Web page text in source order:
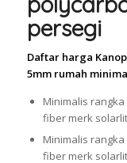
persegi
Daftar harga
5mm rumah
Minimalis rangka
fiber merk
Minimalis rangka
fiber merk